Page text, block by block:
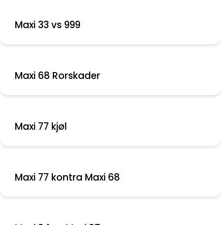
Maxi 33 vs 999
Maxi 68 Rorskader
Maxi 77 kjøl
Maxi 77 kontra Maxi 68